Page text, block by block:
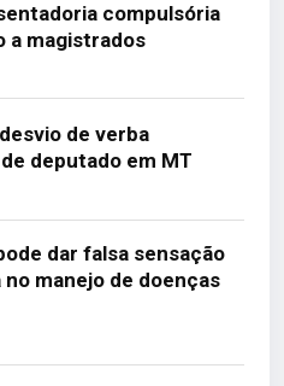
compulsória
a magistrados
de verba
deputado em MT
dar falsa sensação
manejo de doenças